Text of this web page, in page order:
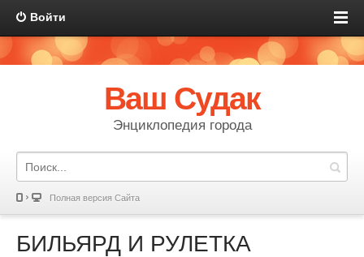
Войти
Ваш Судак
Энциклопедия города
Полная версия Сайта
БИЛЬЯРД И РУЛЕТКА